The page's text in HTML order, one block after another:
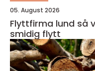
05. August 2026
Flyttfirma lund så väljer du rätt hjälp för en
smidig flytt